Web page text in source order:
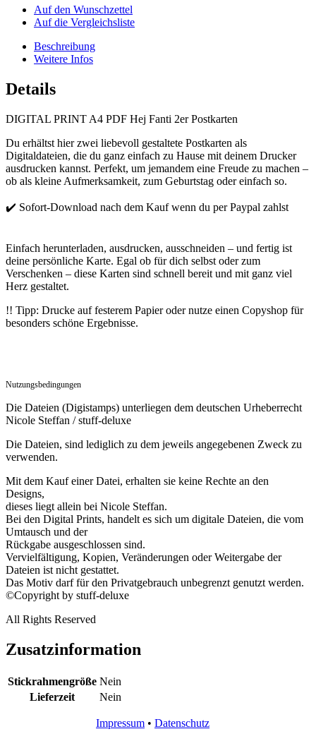
Auf den Wunschzettel
Auf die Vergleichsliste
Beschreibung
Weitere Infos
Details
DIGITAL PRINT A4 PDF Hej Fanti 2er Postkarten
Du erhältst hier zwei liebevoll gestaltete Postkarten als
Digitaldateien, die du ganz einfach zu Hause mit deinem Drucker
ausdrucken kannst. Perfekt, um jemandem eine Freude zu machen –
ob als kleine Aufmerksamkeit, zum Geburtstag oder einfach so.
✔️ Sofort-Download nach dem Kauf wenn du per Paypal zahlst
Einfach herunterladen, ausdrucken, ausschneiden – und fertig ist
deine persönliche Karte. Egal ob für dich selbst oder zum
Verschenken – diese Karten sind schnell bereit und mit ganz viel
Herz gestaltet.
!! Tipp: Drucke auf festerem Papier oder nutze einen Copyshop für
besonders schöne Ergebnisse.
Nutzungsbedingungen
Die Dateien (Digistamps) unterliegen dem deutschen Urheberrecht
Nicole Steffan / stuff-deluxe
Die Dateien, sind lediglich zu dem jeweils angegebenen Zweck zu
verwenden.
Mit dem Kauf einer Datei, erhalten sie keine Rechte an den
Designs,
dieses liegt allein bei Nicole Steffan.
Bei den Digital Prints, handelt es sich um digitale Dateien, die vom
Umtausch und der
Rückgabe ausgeschlossen sind.
Vervielfältigung, Kopien, Veränderungen oder Weitergabe der
Dateien ist nicht gestattet.
Das Motiv darf für den Privatgebrauch unbegrenzt genutzt werden.
©Copyright by stuff-deluxe
All Rights Reserved
Zusatzinformation
Stickrahmengröße Nein
Lieferzeit
Nein
Impressum • Datenschutz